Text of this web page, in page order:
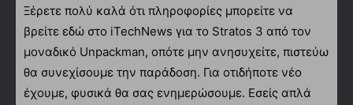
Ξέρετε πολύ καλά ότι πληροφορίες μπορείτε να
βρείτε εδώ στο iTechNews για το Stratos 3 από τον
μοναδικό Unpackman, οπότε μην ανησυχείτε, πιστεύω
θα συνεχίσουμε την παράδοση. Για οτιδήποτε νέο
έχουμε, φυσικά θα σας ενημερώσουμε. Εσείς απλά